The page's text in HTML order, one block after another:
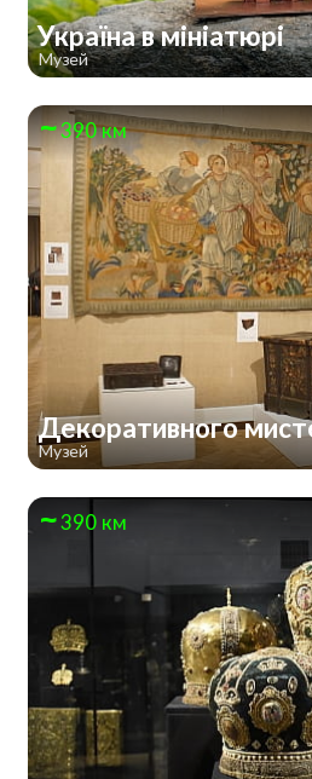
Україна в мініатюрі
Музей
390 км
Декоративного
Музей
390 км